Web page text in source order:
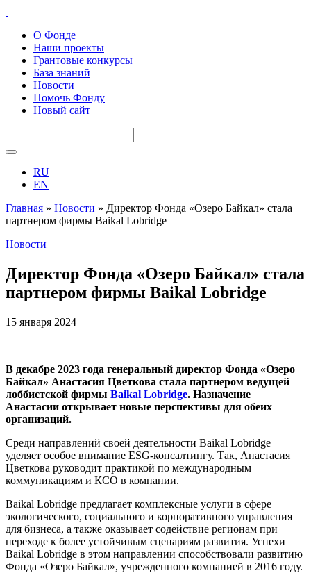
О Фонде
Наши проекты
Грантовые конкурсы
База знаний
Новости
Помочь Фонду
Новый сайт
RU
EN
Главная » Новости » Директор Фонда «Озеро Байкал» стала
партнером фирмы Baikal Lobridge
Новости
Директор Фонда «Озеро Байкал» стала
партнером фирмы Baikal Lobridge
15 января 2024
В декабре 2023 года генеральный директор Фонда «Озеро
Байкал» Анастасия Цветкова стала партнером ведущей
лоббистской фирмы Baikal Lobridge. Назначение
Анастасии открывает новые перспективы для обеих
организаций.
Среди направлений своей деятельности Baikal Lobridge
уделяет особое внимание ESG-консалтингу. Так, Анастасия
Цветкова руководит практикой по международным
коммуникациям и КСО в компании.
Baikal Lobridge предлагает комплексные услуги в сфере
экологического, социального и корпоративного управления
для бизнеса, а также оказывает содействие регионам при
переходе к более устойчивым сценариям развития. Успехи
Baikal Lobridge в этом направлении способствовали развитию
Фонда «Озеро Байкал», учрежденного компанией в 2016 году.